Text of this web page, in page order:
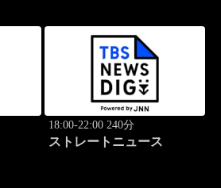
18:00-22:00 240分
ストレートニュース